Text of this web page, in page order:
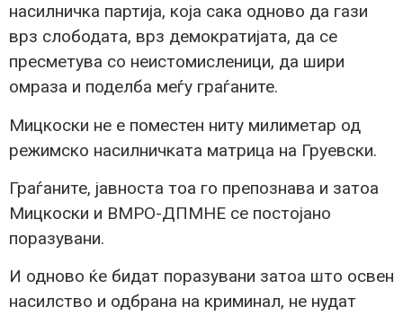
насилничка партија, која сака одново да гази
врз слободата, врз демократијата, да се
пресметува со неистомисленици, да шири
омраза и поделба меѓу граѓаните.
Мицкоски не е поместен ниту милиметар од
режимско насилничката матрица на Груевски.
Граѓаните, јавноста тоа го препознава и затоа
Мицкоски и ВМРО-ДПМНЕ се постојано
поразувани.
И одново ќе бидат поразувани затоа што освен
насилство и одбрана на криминал, не нудат